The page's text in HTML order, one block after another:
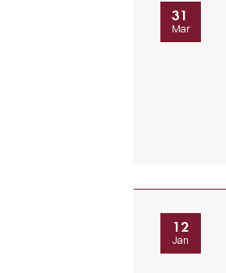
31
Mar
12
Jan